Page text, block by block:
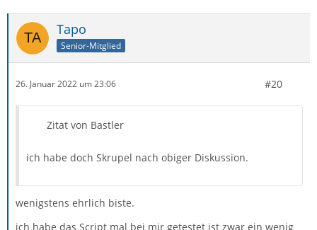
Tapo
Senior-Mitglied
26. Januar 2022 um 23:06 #20
Zitat von Bastler
ich habe doch Skrupel nach obiger Diskussion.
wenigstens ehrlich biste.
ich habe das Script mal bei mir getestet ist zwar ein wenig